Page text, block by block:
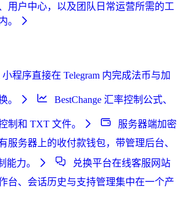
用户中心，以及团队日常运营所需的工
。
小程序直接在 Telegram 内完成法币与加
。 BestChange 汇率控制 公式、
制和 TXT 文件。
服务器端加密
服务器上的收付款钱包，带管理后台、
能力。
兑换平台在线客服 网站
台、会话历史与支持管理集中在一个产